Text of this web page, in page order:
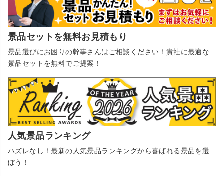
景品セットを無料お見積もり
景品選びにお困りの幹事さんはご相談ください！貴社に最適な
景品セットを無料でご提案！
人気景品ランキング
ハズレなし！最新の人気景品ランキングから喜ばれる景品を選
ぼう！